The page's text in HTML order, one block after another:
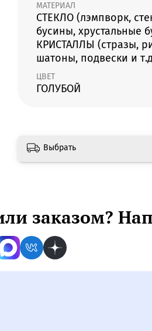
МАТЕРИАЛ
СТЕКЛО (лэмпворк,
бусины, хрустальные
КРИСТАЛЛЫ (стразы,
шатоны, подвески и
ЦВЕТ
ГОЛУБОЙ
Выбрать
заказом?